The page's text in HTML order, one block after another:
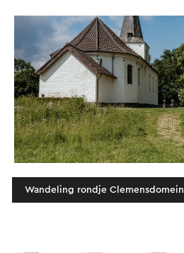
Wandeling rondje Clemensdomein